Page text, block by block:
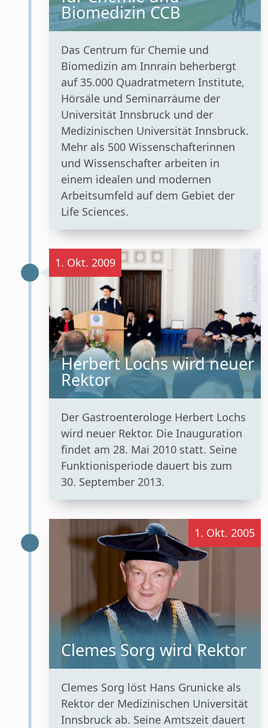
Biomedizin CCB
Das Centrum für Chemie und
Biomedizin am Innrain beherbergt
auf 35.000 Quadratmetern Institute,
Hörsäle und Seminarräume der
Universität Innsbruck und der
Medizinischen Universität Innsbruck.
Mehr als 500 Wissenschafterinnen
und Wissenschafter arbeiten in
einem idealen und modernen
Arbeitsumfeld auf dem Gebiet der
Life Sciences.
Herbert Lochs wird neuer
Rektor
1. Okt. 2009
Der Gastroenterologe Herbert Lochs
wird neuer Rektor. Die Inauguration
findet am 28. Mai 2010 statt. Seine
Funktionisperiode dauert bis zum
30. September 2013.
Clemes Sorg wird Rektor
1. Okt. 2005
Clemes Sorg löst Hans Grunicke als
Rektor der Medizinischen Universität
Innsbruck ab. Seine Amtszeit dauert